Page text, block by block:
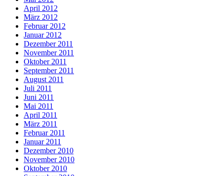
April 2012
März 2012
Februar 2012
Januar 2012
Dezember 2011
November 2011
Oktober 2011
September 2011
August 2011
Juli 2011
Juni 2011
Mai 2011
April 2011
März 2011
Februar 2011
Januar 2011
Dezember 2010
November 2010
Oktober 2010